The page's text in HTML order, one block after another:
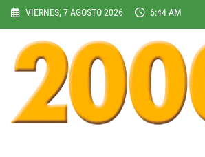
Skip
content
VIERNES, 7 AGOSTO 2026 6:44 AM